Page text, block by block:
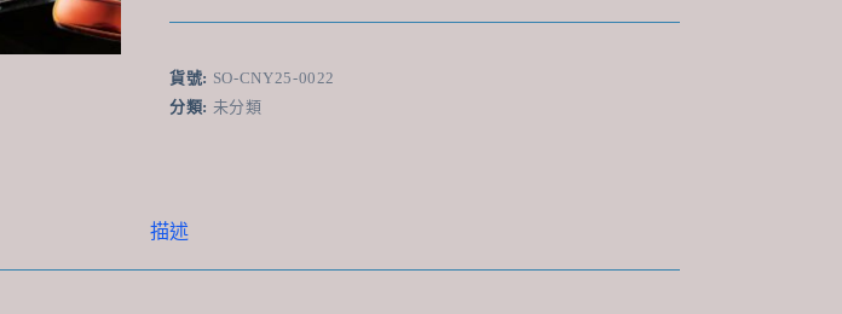
貨號: SO-CNY25-0022
分類: 未分類
描述